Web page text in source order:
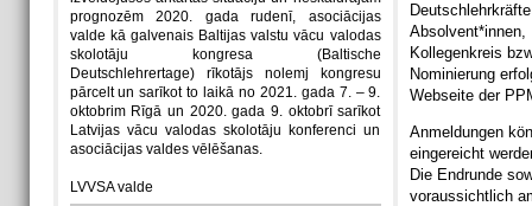
prognozēm 2020. gada rudenī, asociācijas
valde kā galvenais Baltijas valstu vācu valodas
skolotāju kongresa (Baltische
Deutschlehrertage) rīkotājs nolemj kongresu
pārcelt un sarīkot to laikā no 2021. gada 7. – 9.
oktobrim Rīgā un 2020. gada 9. oktobrī sarīkot
Latvijas vācu valodas skolotāju konferenci un
asociācijas valdes vēlēšanas.
LVVSA valde
Absolvent*innen,
Kollegenkreis
Nominierung
Webseite der
Anmeldungen
eingereicht
Die Endrunde
voraussichtlich